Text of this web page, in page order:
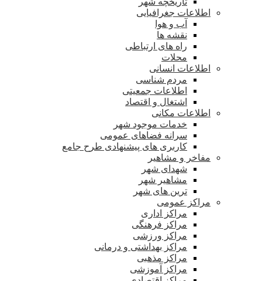
اطلاعات جغرافیایی
آب و هوا
نقشه ها
راه های ارتباطی
محلات
اطلاعات انسانی
مردم شناسی
اطلاعات جمعیتی
اشتغال و اقتصاد
اطلاعات مکانی
خدمات موجود شهر
سرانه فضاهای عمومی
کاربری های پیشنهادی طرح جامع
مفاخر و مشاهیر
شهدای شهر
مشاهیر شهر
ترین های شهر
مراکز عمومی
مراکز اداری
مراکز فرهنگی
مراکز ورزشی
مراکز بهداشتی و درمانی
مراکز مذهبی
مراکز آموزشی